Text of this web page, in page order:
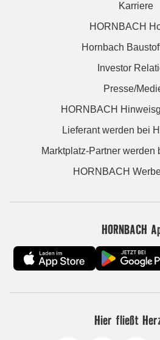
Karriere
HORNBACH
Hornbach
Investor
Presse/
HORNBACH
Lieferant werden bei
Marktplatz-Partner werden
HORNBACH
HORNBACH
Hier fließt